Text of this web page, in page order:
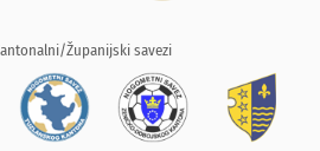
Županijski savezi